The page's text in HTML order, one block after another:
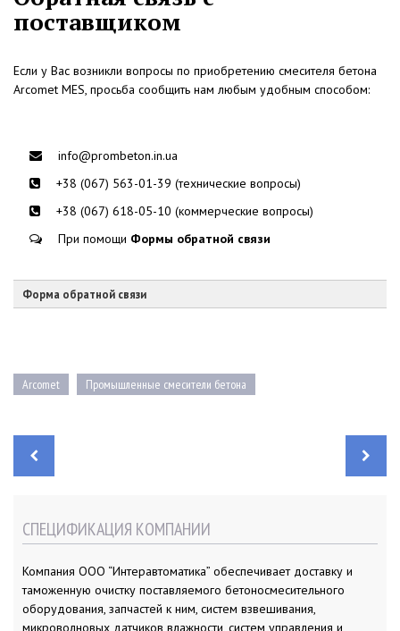
поставщиком
Если у Вас возникли вопросы по приобретению смесителя бетона
Arcomet MES, просьба сообщить нам любым удобным способом:
info@prombeton.in.ua
+38 (067) 563-01-39 (технические вопросы)
+38 (067) 618-05-10 (коммерческие вопросы)
При помощи Формы обратной связи
Форма обратной связи
Arcomet Промышленные смесители бетона
а
СПЕЦИФИКАЦИЯ КОМПАНИИ
Компания ООО “Интеравтоматика” обеспечивает доставку и
таможенную очистку поставляемого бетоносмесительного
оборудования, запчастей к ним, систем взвешивания,
микроволновых датчиков влажности, систем управления и